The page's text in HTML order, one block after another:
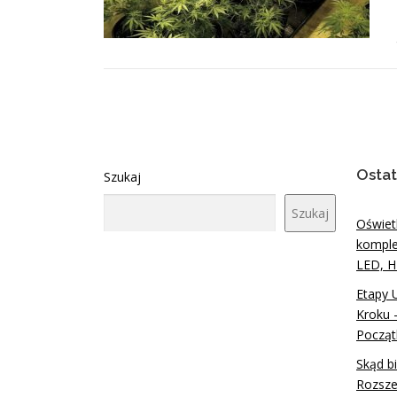
Szukaj
Szukaj
LED,
Etapy
Kroku
Skąd